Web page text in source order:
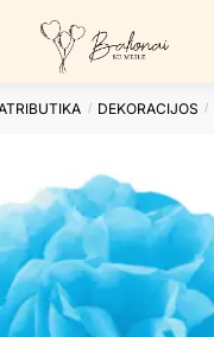
/ DEKORACIJOS /